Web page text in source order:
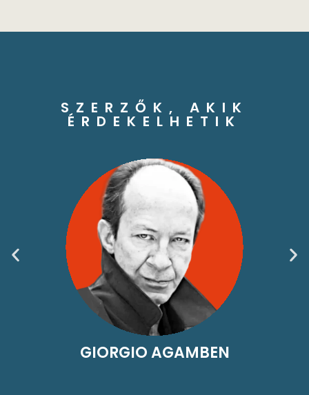
SZERZŐK, AKIK
ÉRDEKELHETIK
GIORGIO AGAMBEN